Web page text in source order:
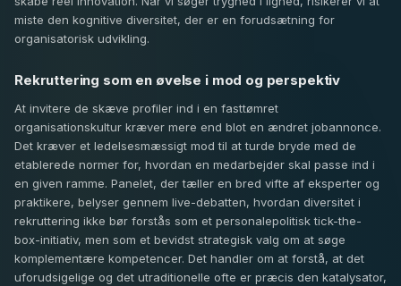
miste den kognitive diversitet, der er en forudsætning for
organisatorisk udvikling.
Rekruttering som en øvelse i mod og perspektiv
At invitere de skæve profiler ind i en fasttømret
organisationskultur kræver mere end blot en ændret jobannonce.
Det kræver et ledelsesmæssigt mod til at turde bryde med de
etablerede normer for, hvordan en medarbejder skal passe ind i
en given ramme. Panelet, der tæller en bred vifte af eksperter og
praktikere, belyser gennem live-debatten, hvordan diversitet i
rekruttering ikke bør forstås som et personalepolitisk tick-the-
box-initiativ, men som et bevidst strategisk valg om at søge
komplementære kompetencer. Det handler om at forstå, at det
uforudsigelige og det utraditionelle ofte er præcis den katalysator,